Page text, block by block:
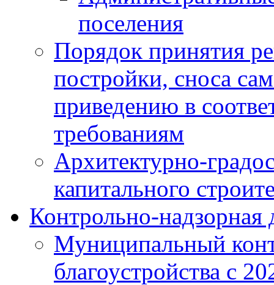
поселения
Порядок принятия
постройки, сноса
приведению в
требованиям
Архитектурно-
капитального
Контрольно-надзорная
Муниципальный
благоустройства с